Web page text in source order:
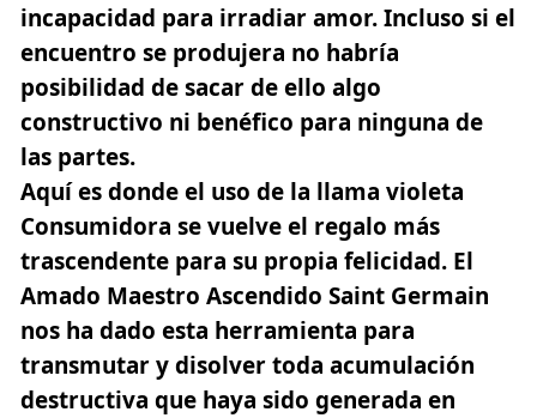
incapacidad para irradiar amor. Incluso si el
encuentro se produjera no habría
posibilidad de sacar de ello algo
constructivo ni benéfico para ninguna de
las partes.
Aquí es donde el uso de la llama violeta
Consumidora se vuelve el regalo más
trascendente para su propia felicidad. El
Amado Maestro Ascendido Saint Germain
nos ha dado esta herramienta para
transmutar y disolver toda acumulación
destructiva que haya sido generada en